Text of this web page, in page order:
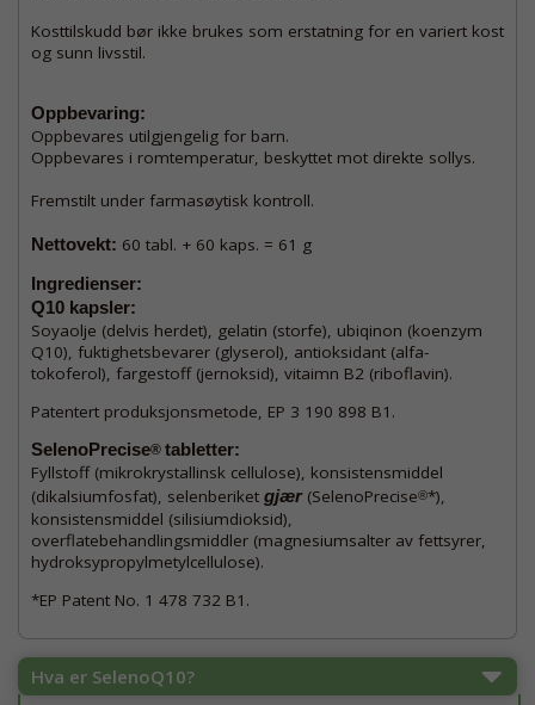
Kosttilskudd bør ikke brukes som erstatning for en variert kost
og sunn livsstil.
Oppbevaring:
Oppbevares utilgjengelig for barn.
Oppbevares i romtemperatur, beskyttet mot direkte sollys.
Fremstilt under farmasøytisk kontroll.
Nettovekt: 60 tabl. + 60 kaps. = 61 g
Ingredienser:
Q10 kapsler:
Soyaolje (delvis herdet), gelatin (storfe), ubiqinon (koenzym
Q10), fuktighetsbevarer (glyserol), antioksidant (alfa-
tokoferol), fargestoff (jernoksid), vitaimn B2 (riboflavin).
Patentert produksjonsmetode, EP 3 190 898 B1.
SelenoPrecise® tabletter:
Fyllstoff (mikrokrystallinsk cellulose), konsistensmiddel
(dikalsiumfosfat), selenberiket gjær (SelenoPrecise®*),
konsistensmiddel (silisiumdioksid),
overflatebehandlingsmiddler (magnesiumsalter av fettsyrer,
hydroksypropylmetylcellulose).
*EP Patent No. 1 478 732 B1.
Hva er SelenoQ10?